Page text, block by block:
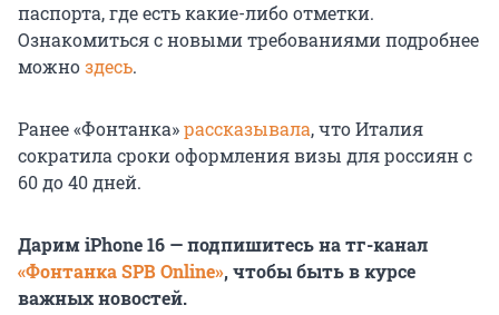
паспорта, где есть какие-либо отметки.
Ознакомиться с новыми требованиями подробнее
можноздесь.
Ранее «Фонтанка»рассказывала, что Италия
сократила сроки оформления визы для россиян с
60 до 40 дней.
Дарим iPhone 16 — подпишитесь на тг-канал
«Фонтанка SPB Online», чтобы быть в курсе
важных новостей.